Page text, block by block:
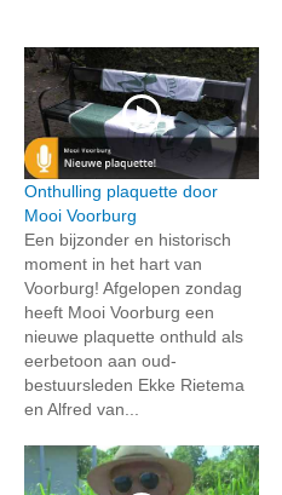
Onthulling plaquette door
Mooi Voorburg
Een bijzonder en historisch
moment in het hart van
Voorburg! Afgelopen zondag
heeft Mooi Voorburg een
nieuwe plaquette onthuld als
eerbetoon aan oud-
bestuursleden Ekke Rietema
en Alfred van...